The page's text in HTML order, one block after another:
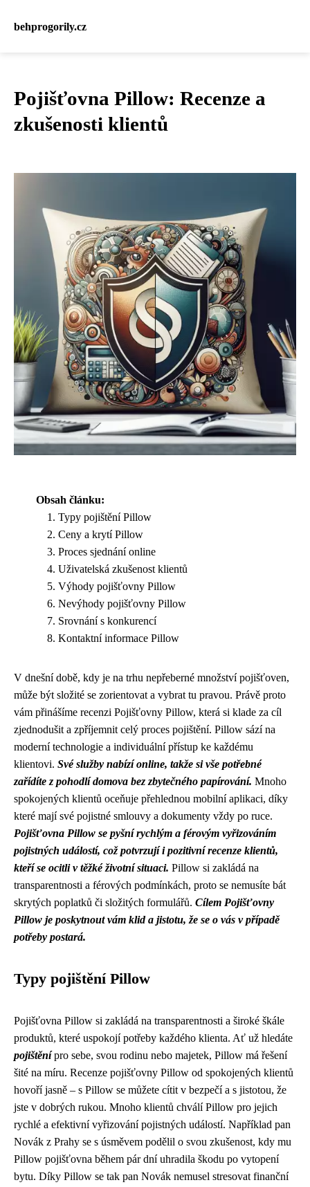
behprogorily.cz
Pojišťovna Pillow: Recenze a
zkušenosti klientů
Obsah článku:
Typy pojištění Pillow
Ceny a krytí Pillow
Proces sjednání online
Uživatelská zkušenost klientů
Výhody pojišťovny Pillow
Nevýhody pojišťovny Pillow
Srovnání s konkurencí
Kontaktní informace Pillow
V dnešní době, kdy je na trhu nepřeberné množství pojišťoven,
může být složité se zorientovat a vybrat tu pravou. Právě proto
vám přinášíme recenzi Pojišťovny Pillow, která si klade za cíl
zjednodušit a zpříjemnit celý proces pojištění. Pillow sází na
moderní technologie a individuální přístup ke každému
klientovi. Své služby nabízí online, takže si vše potřebné
zařídíte z pohodlí domova bez zbytečného papírování. Mnoho
spokojených klientů oceňuje přehlednou mobilní aplikaci, díky
které mají své pojistné smlouvy a dokumenty vždy po ruce.
Pojišťovna Pillow se pyšní rychlým a férovým vyřizováním
pojistných událostí, což potvrzují i pozitivní recenze klientů,
kteří se ocitli v těžké životní situaci. Pillow si zakládá na
transparentnosti a férových podmínkách, proto se nemusíte bát
skrytých poplatků či složitých formulářů. Cílem Pojišťovny
Pillow je poskytnout vám klid a jistotu, že se o vás v případě
potřeby postará.
Typy pojištění Pillow
Pojišťovna Pillow si zakládá na transparentnosti a široké škále
produktů, které uspokojí potřeby každého klienta. Ať už hledáte
pojištěnípro sebe, svou rodinu nebo majetek, Pillow má řešení
šité na míru. Recenze pojišťovny Pillow od spokojených klientů
hovoří jasně – s Pillow se můžete cítit v bezpečí a s jistotou, že
jste v dobrých rukou. Mnoho klientů chválí Pillow pro jejich
rychlé a efektivní vyřizování pojistných událostí. Například pan
Novák z Prahy se s úsměvem podělil o svou zkušenost, kdy mu
Pillow pojišťovna během pár dní uhradila škodu po vytopení
bytu. Díky Pillow se tak pan Novák nemusel stresovat finanční